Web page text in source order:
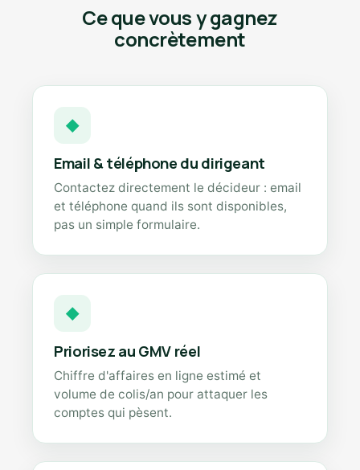
Ce que vous y gagnez
concrètement
◆
Email & téléphone du dirigeant
Contactez directement le décideur : email
et téléphone quand ils sont disponibles,
pas un simple formulaire.
◆
Priorisez au GMV réel
Chiffre d'affaires en ligne estimé et
volume de colis/an pour attaquer les
comptes qui pèsent.